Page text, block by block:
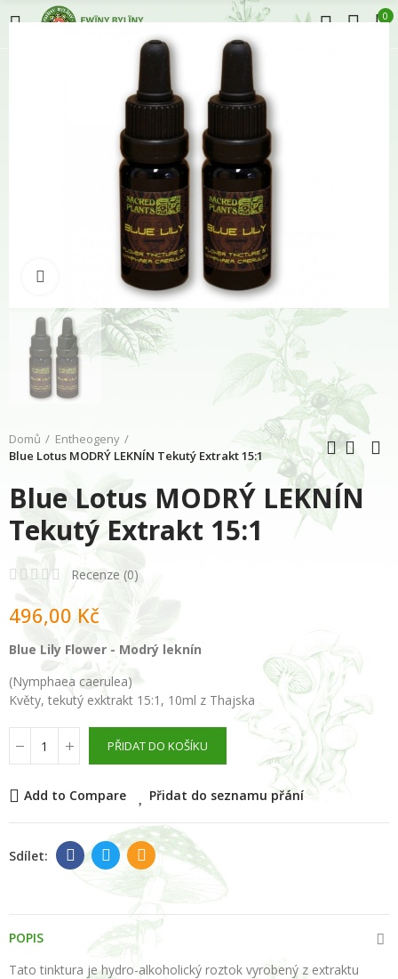
0
Klikněte pro zvětšení
Domů
Entheogeny
Blue Lotus MODRÝ LEKNÍN Tekutý Extrakt 15:1
Blue Lotus MODRÝ LEKNÍN
Tekutý Extrakt 15:1
Recenze (0)
496,00 Kč
Blue Lily Flower - Modrý leknín
(Nymphaea caerulea)
Květy, tekutý exktrakt 15:1, 10ml z Thajska
PŘIDAT DO KOŠÍKU
Add to Compare Přidat do seznamu přání
POPIS
Tato tinktura je hydro-alkoholický roztok vyrobený z extraktu